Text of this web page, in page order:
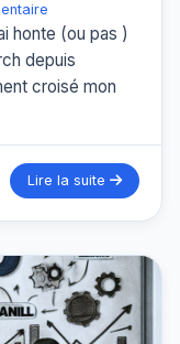
honte (ou pas )
depuis
croisé mon
Lire la suite